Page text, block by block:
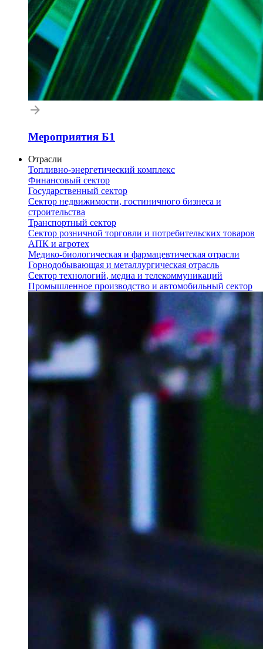
Мероприятия Б1
Отрасли
Топливно-энергетический комплекс
Финансовый сектор
Государственный сектор
Сектор недвижимости, гостиничного бизнеса и
строительства
Транспортный сектор
Сектор розничной торговли и потребительских товаров
АПК и агротех
Медико-биологическая и фармацевтическая отрасли
Горнодобывающая и металлургическая отрасль
Сектор технологий, медиа и телекоммуникаций
Промышленное производство и автомобильный сектор